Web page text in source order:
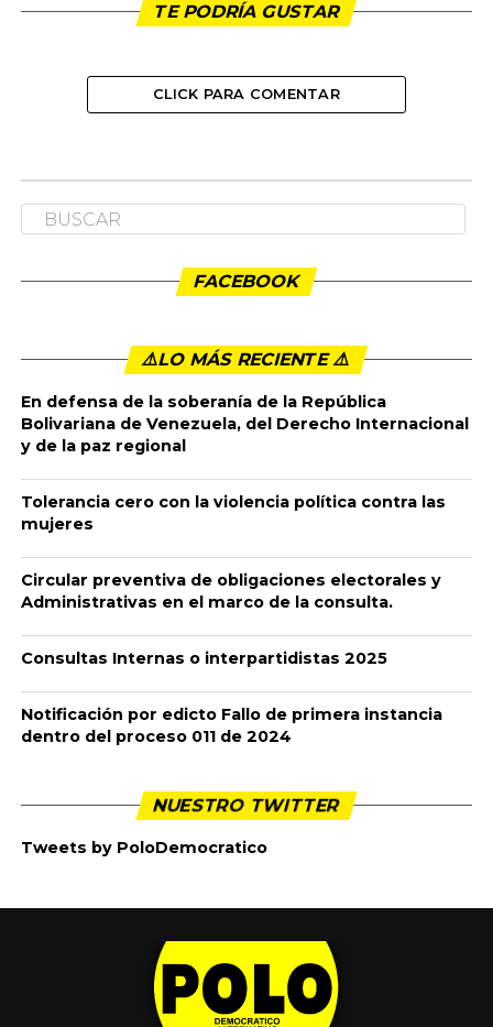
TE PODRÍA GUSTAR
CLICK PARA COMENTAR
FACEBOOK
⚠️LO MÁS RECIENTE ⚠️️
En defensa de la soberanía de la República
Bolivariana de Venezuela, del Derecho Internacional
y de la paz regional
Tolerancia cero con la violencia política contra las
mujeres
Circular preventiva de obligaciones electorales y
Administrativas en el marco de la consulta.
Consultas Internas o interpartidistas 2025
Notificación por edicto Fallo de primera instancia
dentro del proceso 011 de 2024
NUESTRO TWITTER
Tweets by PoloDemocratico